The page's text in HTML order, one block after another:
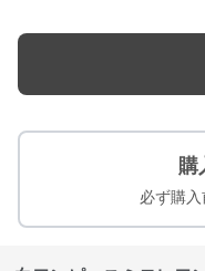
購
必ず購入